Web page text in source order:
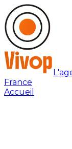
France
Accueil